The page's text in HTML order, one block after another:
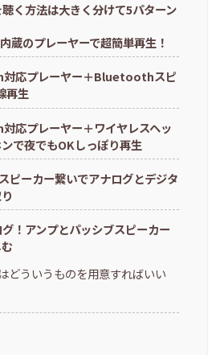
聴く方法は大きく分けて5パターン
蔵のプレーヤーで超簡単再生！
応プレーヤー＋Bluetoothスピ
再生
プレーヤー＋ワイヤレスヘッ
で夜でもOKしっぽり再生
ピーカー繋いでアナログとデジタ
！アンプとパッシブスピーカー
どういうものを用意すればいい